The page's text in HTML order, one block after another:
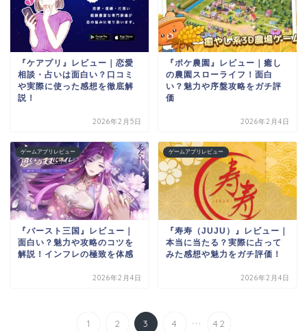
『ケアプリ』レビュー｜恋愛
相談・占いは面白い？口コミ
や実際に使った感想を徹底解
説！
2026年2月5日
『ポケ農園』レビュー｜癒し
の農園スローライフ！面白
い？魅力や序盤攻略をガチ評
価
2026年2月4日
ゲームアプリレビュー
『バースト三国』レビュー｜
面白い？魅力や攻略のコツを
解説！インフレの極致を体感
2026年2月4日
ゲームアプリレビュー
『寿寿（JUJU）』レビュー｜
本当に当たる？実際に占って
みた感想や魅力をガチ評価！
2026年2月4日
1 2 3 4 ... 42